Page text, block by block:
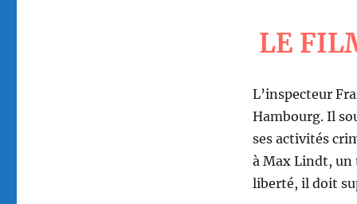
LE
L’inspecteur
Hambourg. Il
ses activités
à Max Lindt, un
liberté, il doit